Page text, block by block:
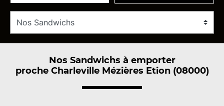
Nos Sandwichs à emporter
proche Charleville Mézières Etion (08000)